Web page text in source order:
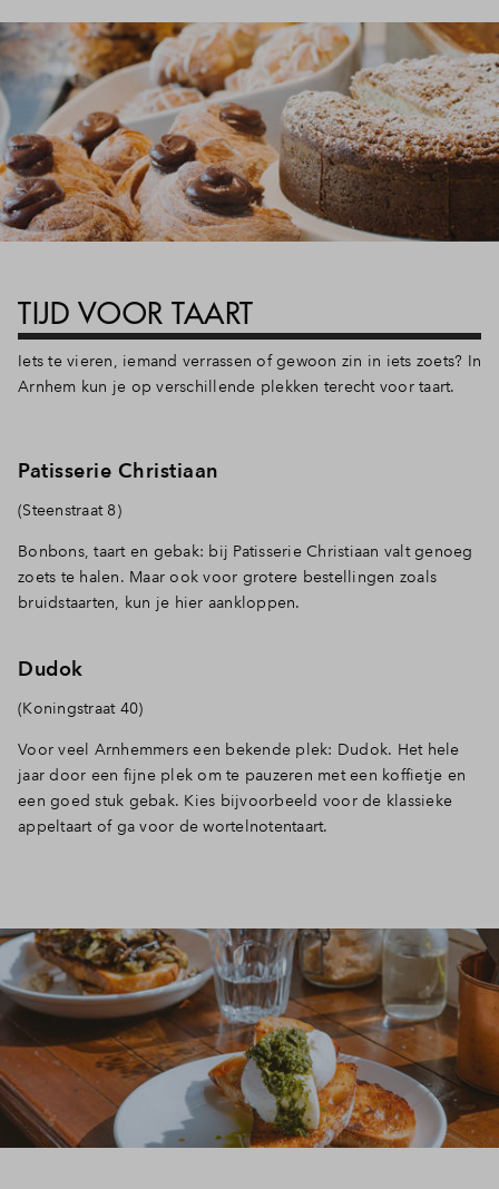
TIJD VOOR TAART
Iets te vieren, iemand verrassen of gewoon zin in iets zoets? In
Arnhem kun je op verschillende plekken terecht voor taart.
Patisserie Christiaan
(Steenstraat 8)
Bonbons, taart en gebak: bij Patisserie Christiaan valt genoeg
zoets te halen. Maar ook voor grotere bestellingen zoals
bruidstaarten, kun je hier aankloppen.
Dudok
(Koningstraat 40)
Voor veel Arnhemmers een bekende plek: Dudok. Het hele
jaar door een fijne plek om te pauzeren met een koffietje en
een goed stuk gebak. Kies bijvoorbeeld voor de klassieke
appeltaart of ga voor de wortelnotentaart.